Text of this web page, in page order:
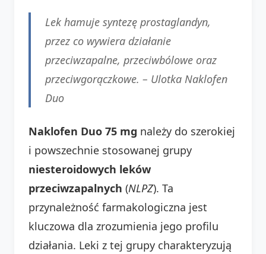
Lek hamuje syntezę prostaglandyn,
przez co wywiera działanie
przeciwzapalne, przeciwbólowe oraz
przeciwgorączkowe. – Ulotka Naklofen
Duo
Naklofen Duo 75 mg należy do szerokiej
i powszechnie stosowanej grupy
niesteroidowych leków
przeciwzapalnych (NLPZ). Ta
przynależność farmakologiczna jest
kluczowa dla zrozumienia jego profilu
działania. Leki z tej grupy charakteryzują